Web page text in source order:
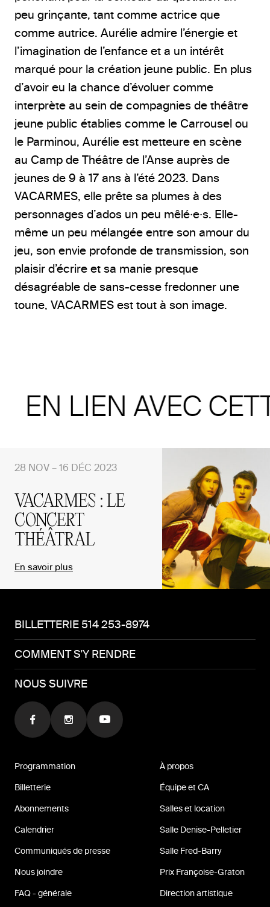
peu grinçante, tant comme actrice que
comme autrice. Aurélie admire l’énergie et
l’imagination de l’enfance et a un intérêt
marqué pour la création jeune public. En plus
d’avoir eu la chance d’évoluer comme
interprète au sein de compagnies de théâtre
jeune public établies comme le Carrousel ou
le Parminou, Aurélie est metteure en scène
au Camp de Théâtre de l’Anse auprès de
jeunes de 9 à 17 ans à l’été 2023. Dans
VACARMES, elle prête sa plumes à des
personnages d’ados un peu mêlé·e·s. Elle-
même un peu mélangée entre son amour du
jeu, son envie profonde de transmission, son
plaisir d’écrire et sa manie presque
désagréable de sans-cesse fredonner une
toune, VACARMES est tout à son image.
EN LIEN AVEC
VACARMES : LE
CONCERT
THÉÂTRAL
28 NOV – 16 DÉC 2023
En savoir plus
BILLETTERIE 514 253-8974
COMMENT S'Y RENDRE
NOUS SUIVRE
Programmation
Billetterie
Abonnements
Calendrier
Communiqués de presse
Nous joindre
FAQ - générale
À propos
Équipe et CA
Salles et location
Salle Denise-Pelletier
Salle Fred-Barry
Prix Françoise-Graton
Direction artistique